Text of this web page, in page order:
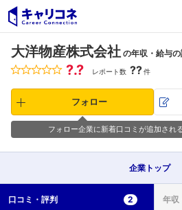
大洋物産株式会社 の年収・給与
?.? レポート数 ??件
フォロー
フォロー企業に新着口コミが追加され
企業 トップ
口コミ・ 評判 2 年収